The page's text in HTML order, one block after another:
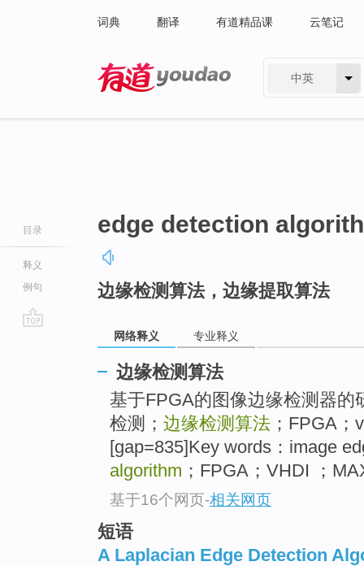
词典 翻译 有道精品课 云笔记
中英
目录
释义
例句
edge detection
边缘检测算法，边缘提取算法
网络释义 专业释义
边缘检测算法
基于FPGA的图像边缘检测器
检测； 边缘检测算法 ；FPGA
[gap=835]Key words：image
algorithm ；FPGA；VHDI ；
基于16个网页-相关网页
短语
A Laplacian Edge Detection